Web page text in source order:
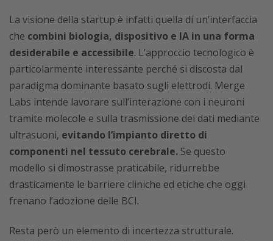
La visione della startup è infatti quella di un’interfaccia
che combini biologia, dispositivo e IA in una forma
desiderabile e accessibile. L’approccio tecnologico è
particolarmente interessante perché si discosta dal
paradigma dominante basato sugli elettrodi. Merge
Labs intende lavorare sull’interazione con i neuroni
tramite molecole e sulla trasmissione dei dati mediante
ultrasuoni, evitando l’impianto diretto di
componenti nel tessuto cerebrale. Se questo
modello si dimostrasse praticabile, ridurrebbe
drasticamente le barriere cliniche ed etiche che oggi
frenano l’adozione delle BCI.
Resta però un elemento di incertezza strutturale.